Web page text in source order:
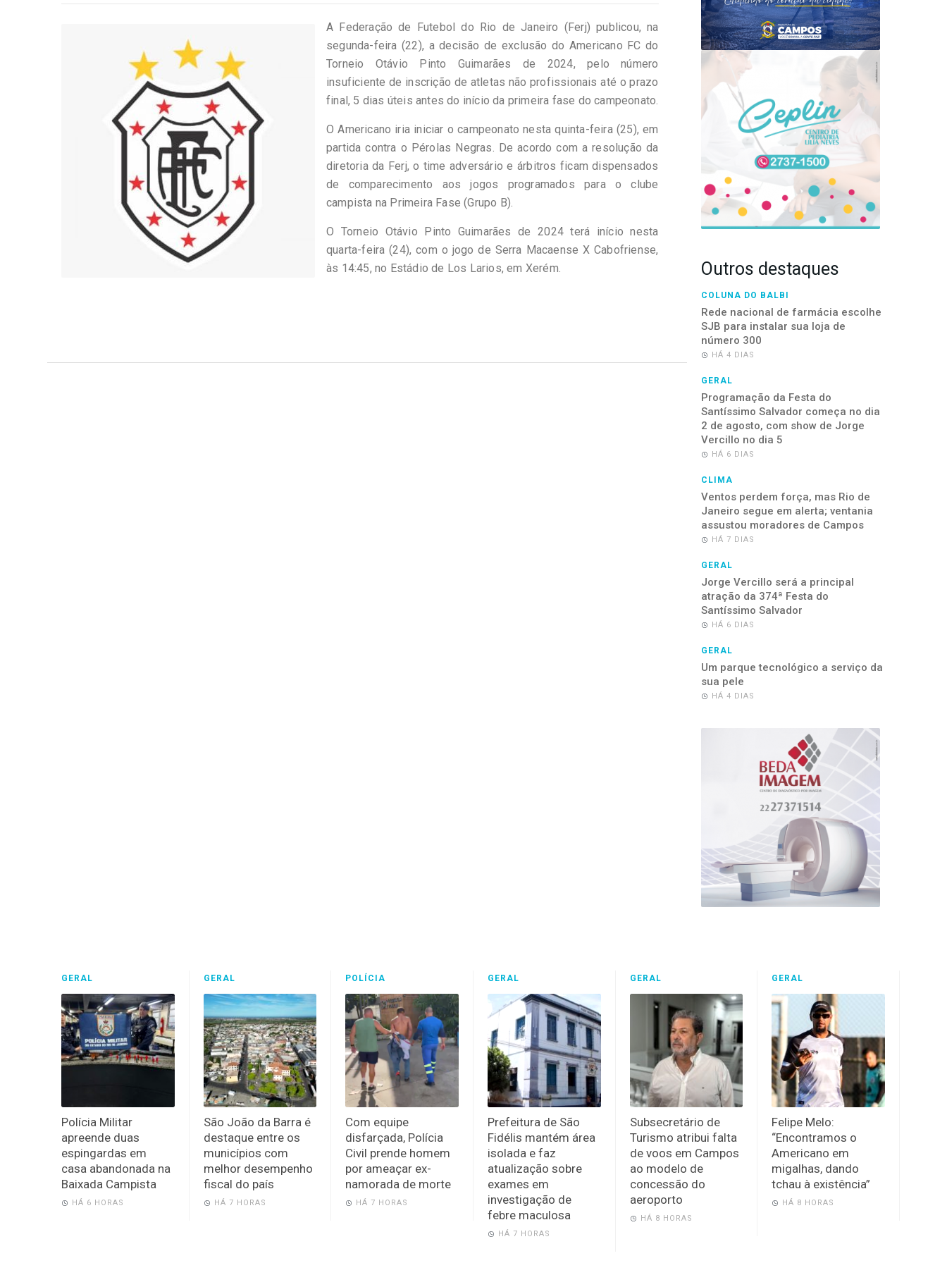
A Federação de Futebol do Rio de Janeiro (Ferj) publicou, na
segunda-feira (22), a decisão de exclusão do Americano FC do
Torneio Otávio Pinto Guimarães de 2024, pelo número
insuficiente de inscrição de atletas não profissionais até o prazo
final, 5 dias úteis antes do início da primeira fase do campeonato.
O Americano iria iniciar o campeonato nesta quinta-feira (25), em
partida contra o Pérolas Negras. De acordo com a resolução da
diretoria da Ferj, o time adversário e árbitros ficam dispensados
de comparecimento aos jogos programados para o clube
campista na Primeira Fase (Grupo B).
O Torneio Otávio Pinto Guimarães de 2024 terá início nesta
quarta-feira (24), com o jogo de Serra Macaense X Cabofriense,
às 14:45, no Estádio de Los Larios, em Xerém.
Outros destaques
COLUNA DO BALBI
Rede nacional de farmácia escolhe
SJB para instalar sua loja de
número 300
HÁ 4 DIAS
GERAL
Programação da Festa do
Santíssimo Salvador começa no dia
2 de agosto, com show de Jorge
Vercillo no dia 5
HÁ 6 DIAS
CLIMA
Ventos perdem força, mas Rio de
Janeiro segue em alerta; ventania
assustou moradores de Campos
HÁ 7 DIAS
GERAL
Jorge Vercillo será a principal
atração da 374ª Festa do
Santíssimo Salvador
HÁ 6 DIAS
GERAL
Um parque tecnológico a serviço da
sua pele
HÁ 4 DIAS
GERAL
Polícia Militar
apreende duas
espingardas em
casa abandonada na
Baixada Campista
HÁ 6 HORAS
GERAL
São João da Barra é
destaque entre os
municípios com
melhor desempenho
fiscal do país
HÁ 7 HORAS
POLÍCIA
Com equipe
disfarçada, Polícia
Civil prende homem
por ameaçar ex-
namorada de morte
HÁ 7 HORAS
GERAL
Prefeitura de São
Fidélis mantém área
isolada e faz
atualização sobre
exames em
investigação de
febre maculosa
HÁ 7 HORAS
GERAL
Subsecretário de
Turismo atribui falta
de voos em Campos
ao modelo de
concessão do
aeroporto
HÁ 8 HORAS
GERAL
Felipe Melo:
“Encontramos o
Americano em
migalhas, dando
tchau à existência”
HÁ 8 HORAS